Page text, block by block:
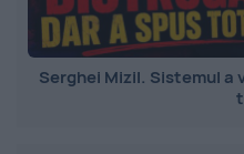
Serghei Mizil. Sistemul a